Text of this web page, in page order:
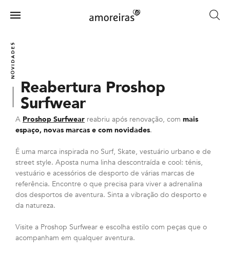
mainMenu
NOVIDADES
Reabertura Proshop
Surfwear
A Proshop Surfwear reabriu após renovação, com mais
espaço, novas marcas e com novidades.
É uma marca inspirada no Surf, Skate, vestuário urbano e de
street style. Aposta numa linha descontraída e cool: ténis,
vestuário e acessórios de desporto de várias marcas de
referência. Encontre o que precisa para viver a adrenalina
dos desportos de aventura. Sinta a vibração do desporto e
da natureza.
Visite a Proshop Surfwear e escolha estilo com peças que o
acompanham em qualquer aventura.